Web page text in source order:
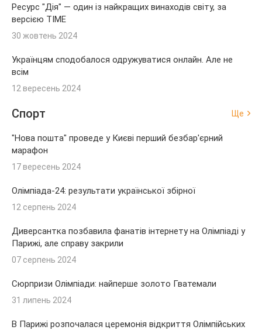
Ресурс "Дія" — один із найкращих винаходів світу, за
версією TIME
30 жовтень 2024
Українцям сподобалося одружуватися онлайн. Але не
всім
12 вересень 2024
Спорт Ще
"Нова пошта" проведе у Києві перший безбар'єрний
марафон
17 вересень 2024
Олімпіада-24: результати української збірної
12 серпень 2024
Диверсантка позбавила фанатів інтернету на Олімпіаді у
Парижі, але справу закрили
07 серпень 2024
Сюрпризи Олімпіади: найперше золото Гватемали
31 липень 2024
В Парижі розпочалася церемонія відкриття Олімпійських